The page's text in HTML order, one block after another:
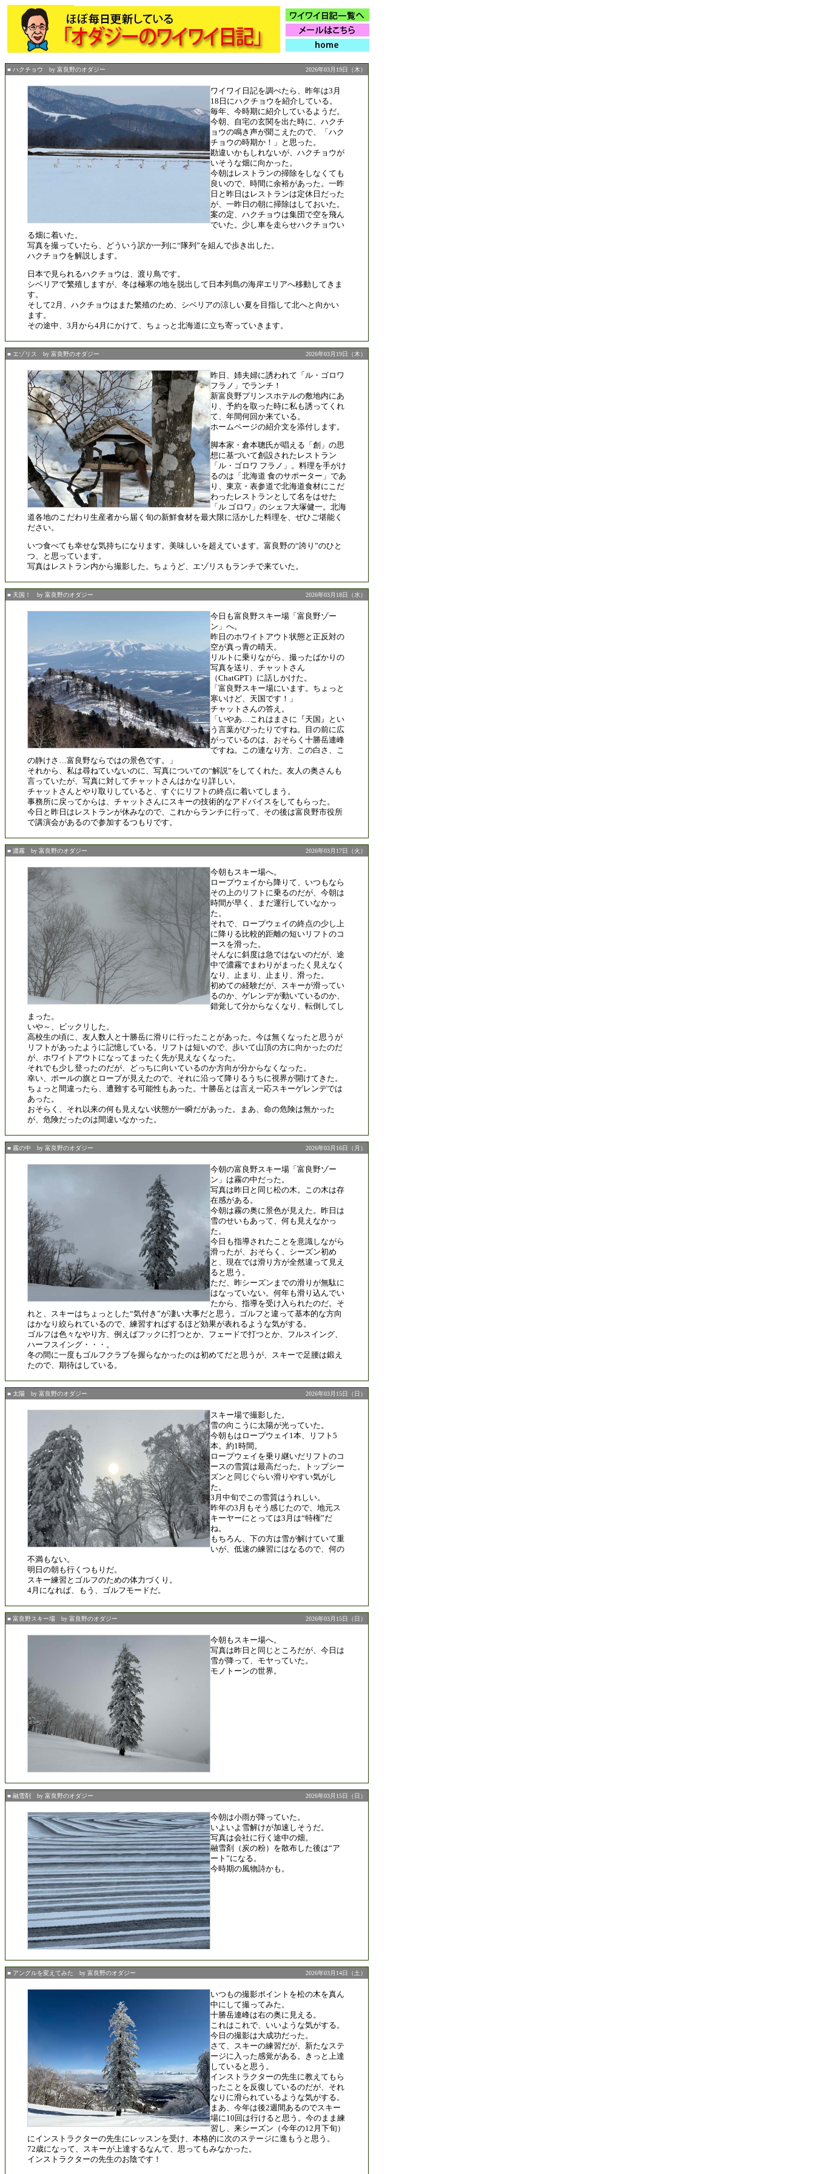
■ ハクチョウ by 富良野のオダジー 2026年03月19日（木）
ワイワイ日記を調べたら、昨年は3月
18日にハクチョウを紹介している。
毎年、今時期に紹介しているようだ。
今朝、自宅の玄関を出た時に、ハクチ
ョウの鳴き声が聞こえたので、「ハク
チョウの時期か！」と思った。
勘違いかもしれないが、ハクチョウが
いそうな畑に向かった。
今朝はレストランの掃除をしなくても
良いので、時間に余裕があった。一昨
日と昨日はレストランは定休日だった
が、一昨日の朝に掃除はしておいた。
案の定、ハクチョウは集団で空を飛ん
でいた。少し車を走らせハクチョウい
る畑に着いた。
写真を撮っていたら、どういう訳か一列に“隊列”を組んで歩き出した。
ハクチョウを解説します。
日本で見られるハクチョウは、渡り鳥です。
シベリアで繁殖しますが、冬は極寒の地を脱出して日本列島の海岸エリアへ移動してきま
す。
そして2月、ハクチョウはまた繁殖のため、シベリアの涼しい夏を目指して北へと向かい
ます。
その途中、3月から4月にかけて、ちょっと北海道に立ち寄っていきます。
■ エゾリス by 富良野のオダジー 2026年03月19日（木）
昨日、姉夫婦に誘われて「ル・ゴロワ
フラノ」でランチ！
新富良野プリンスホテルの敷地内にあ
り、予約を取った時に私も誘ってくれ
て、年間何回か来ている。
ホームページの紹介文を添付します。
脚本家・倉本聰氏が唱える「創」の思
想に基づいて創設されたレストラン
「ル・ゴロワ フラノ」。料理を手がけ
るのは「北海道 食のサポーター」であ
り、東京・表参道で北海道食材にこだ
わったレストランとして名をはせた
「ル ゴロワ」のシェフ大塚健一。北海
道各地のこだわり生産者から届く旬の新鮮食材を最大限に活かした料理を、ぜひご堪能く
ださい。
いつ食べても幸せな気持ちになります。美味しいを超えています。富良野の“誇り”のひと
つ、と思っています。
写真はレストラン内から撮影した。ちょうど、エゾリスもランチで来ていた。
■ 天国！ by 富良野のオダジー 2026年03月18日（水）
今日も富良野スキー場「富良野ゾー
ン」へ。
昨日のホワイトアウト状態と正反対の
空が真っ青の晴天。
リルトに乗りながら、撮ったばかりの
写真を送り、チャットさん
（ChatGPT）に話しかけた。
「富良野スキー場にいます。ちょっと
寒いけど、天国です！」
チャットさんの答え。
「いやあ…これはまさに『天国』とい
う言葉がぴったりですね。目の前に広
がっているのは、おそらく十勝岳連峰
ですね。この連なり方、この白さ、こ
の静けさ…富良野ならではの景色です。」
それから、私は尋ねていないのに、写真についての“解説”をしてくれた。友人の奥さんも
言っていたが、写真に対してチャットさんはかなり詳しい。
チャットさんとやり取りしていると、すぐにリフトの終点に着いてしまう。
事務所に戻ってからは、チャットさんにスキーの技術的なアドバイスをしてもらった。
今日と昨日はレストランが休みなので、これからランチに行って、その後は富良野市役所
で講演会があるので参加するつもりです。
■ 濃霧 by 富良野のオダジー 2026年03月17日（火）
今朝もスキー場へ。
ロープウェイから降りて、いつもなら
その上のリフトに乗るのだが、今朝は
時間が早く、まだ運行していなかっ
た。
それで、ロープウェイの終点の少し上
に降りる比較的距離の短いリフトのコ
ースを滑った。
そんなに斜度は急ではないのだが、途
中で濃霧でまわりがまったく見えなく
なり、止まり、止まり、滑った。
初めての経験だが、スキーが滑ってい
るのか、ゲレンデが動いているのか、
錯覚して分からなくなり、転倒してし
まった。
いや～、ビックリした。
高校生の頃に、友人数人と十勝岳に滑りに行ったことがあった。今は無くなったと思うが
リフトがあったように記憶している。リフトは短いので、歩いて山頂の方に向かったのだ
が、ホワイトアウトになってまったく先が見えなくなった。
それでも少し登ったのだが、どっちに向いているのか方向が分からなくなった。
幸い、ポールの旗とロープが見えたので、それに沿って降りるうちに視界が開けてきた。
ちょっと間違ったら、遭難する可能性もあった。十勝岳とは言え一応スキーゲレンデでは
あった。
おそらく、それ以来の何も見えない状態が一瞬だがあった。まあ、命の危険は無かった
が、危険だったのは間違いなかった。
■ 霧の中 by 富良野のオダジー 2026年03月16日（月）
今朝の富良野スキー場「富良野ゾー
ン」は霧の中だった。
写真は昨日と同じ松の木。この木は存
在感がある。
今朝は霧の奥に景色が見えた。昨日は
雪のせいもあって、何も見えなかっ
た。
今日も指導されたことを意識しながら
滑ったが、おそらく、シーズン初め
と、現在では滑り方が全然違って見え
ると思う。
ただ、昨シーズンまでの滑りが無駄に
はなっていない。何年も滑り込んでい
たから、指導を受け入られたのだ。そ
れと、スキーはちょっとした“気付き”が凄い大事だと思う。ゴルフと違って基本的な方向
はかなり絞られているので、練習すればするほど効果が表れるような気がする。
ゴルフは色々なやり方、例えばフックに打つとか、フェードで打つとか、フルスイング、
ハーフスイング・・・。
冬の間に一度もゴルフクラブを握らなかったのは初めてだと思うが、スキーで足腰は鍛え
たので、期待はしている。
■ 太陽 by 富良野のオダジー 2026年03月15日（日）
スキー場で撮影した。
雪の向こうに太陽が光っていた。
今朝もはロープウェイ1本、リフト5
本。約1時間。
ロープウェイを乗り継いだリフトのコ
ースの雪質は最高だった。トップシー
ズンと同じぐらい滑りやすい気がし
た。
3月中旬でこの雪質はうれしい。
昨年の3月もそう感じたので、地元ス
キーヤーにとっては3月は“特権”だ
ね。
もちろん、下の方は雪が解けていて重
いが、低速の練習にはなるので、何の
不満もない。
明日の朝も行くつもりだ。
スキー練習とゴルフのための体力づくり。
4月になれば、もう、ゴルフモードだ。
■ 富良野スキー場 by 富良野のオダジー 2026年03月15日（日）
今朝もスキー場へ。
写真は昨日と同じところだが、今日は
雪が降って、モヤっていた。
モノトーンの世界。
■ 融雪剤 by 富良野のオダジー 2026年03月15日（日）
今朝は小雨が降っていた。
いよいよ雪解けが加速しそうだ。
写真は会社に行く途中の畑。
融雪剤（炭の粉）を散布した後は“ア
ート”になる。
今時期の風物詩かも。
■ アングルを変えてみた by 富良野のオダジー 2026年03月14日（土）
いつもの撮影ポイントを松の木を真ん
中にして撮ってみた。
十勝岳連峰は右の奥に見える。
これはこれで、いいような気がする。
今日の撮影は大成功だった。
さて、スキーの練習だが、新たなステ
ージに入った感覚がある。きっと上達
していると思う。
インストラクターの先生に教えてもら
ったことを反復しているのだが、それ
なりに滑られているような気がする。
まあ、今年は後2週間あるのでスキー
場に10回は行けると思う。今のまま練
習し、来シーズン（今年の12月下旬）
にインストラクターの先生にレッスンを受け、本格的に次のステージに進もうと思う。
72歳になって、スキーが上達するなんて、思ってもみなかった。
インストラクターの先生のお陰です！